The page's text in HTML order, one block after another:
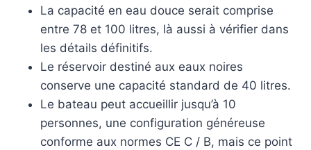
La capacité en eau douce serait comprise
entre 78 et 100 litres, là aussi à vérifier dans
les détails définitifs.
Le réservoir destiné aux eaux noires
conserve une capacité standard de 40 litres.
Le bateau peut accueillir jusqu’à 10
personnes, une configuration généreuse
conforme aux normes CE C / B, mais ce point